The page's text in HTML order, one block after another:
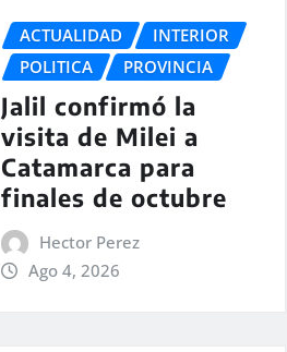
ACTUALIDAD
INTERIOR
POLITICA
PROVINCIA
Jalil confirmó la
visita de Milei a
Catamarca para
finales de octubre
Hector Perez
Ago 4, 2026